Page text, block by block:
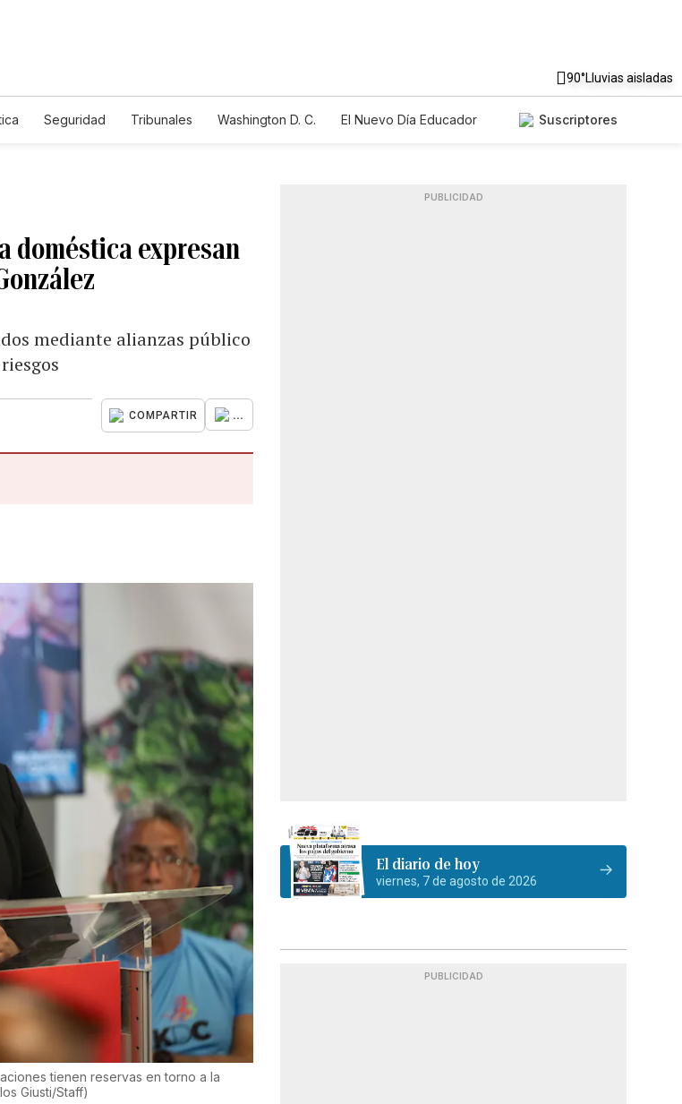
90°Lluvias aisladas
Seguridad Tribunales Washington D. C.
El Nuevo Día Educador
Suscriptores
doméstica expresan
mediante alianzas público
COMPARTIR ...
tienen reservas en torno a la
Giusti/Staff)
PUBLICIDAD
El diario de hoy
viernes, 7 de agosto de 2026
PUBLICIDAD